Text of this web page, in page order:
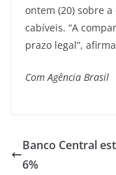
ontem (20) sobre
cabíveis. “A
prazo legal”,
Com Agência Brasil
Banco Central
6%